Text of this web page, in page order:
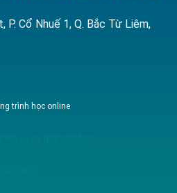
P. Cổ Nhuế 1, Q. Bắc Từ Liêm,
trình học online